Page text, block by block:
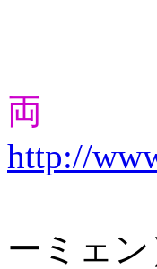
両
http://
元祖
ーミェン